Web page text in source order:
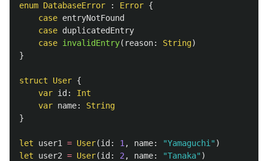
enum DatabaseError : Error {
case entryNotFound
case duplicatedEntry
case invalidEntry( reason: String)
}
struct User {
var id :
Int
var name:
String
}
let user1 = User(id : 1 , name: "Yamaguchi" )
let
user2 = User(id : 2 , name: "Tanaka" )